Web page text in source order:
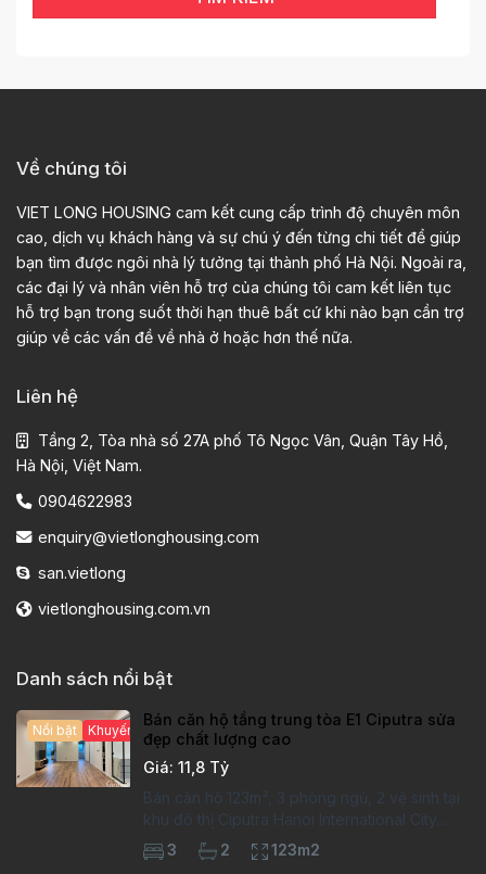
Về chúng tôi
VIET LONG HOUSING cam kết cung cấp trình độ chuyên môn
cao, dịch vụ khách hàng và sự chú ý đến từng chi tiết để giúp
bạn tìm được ngôi nhà lý tưởng tại thành phố Hà Nội. Ngoài ra,
các đại lý và nhân viên hỗ trợ của chúng tôi cam kết liên tục
hỗ trợ bạn trong suốt thời hạn thuê bất cứ khi nào bạn cần trợ
giúp về các vấn đề về nhà ở hoặc hơn thế nữa.
Liên hệ
Tầng 2, Tòa nhà số 27A phố Tô Ngọc Vân, Quận Tây Hồ,
Hà Nội, Việt Nam.
0904622983
enquiry@vietlonghousing.com
san.vietlong
vietlonghousing.com.vn
Danh sách nổi bật
Nổi bật Khuyến mại hấp dẫn
Bán căn hộ tầng trung tòa E1 Ciputra sửa
đẹp chất lượng cao
Giá: 11,8 Tỷ
Bán căn hộ 123m², 3 phòng ngủ, 2 vệ sinh tại
khu đô thị Ciputra Hanoi International City.
Căn hộ đã sửa mới kỹ, chất lượng cao, sàn
gỗ, bếp hiện đại, không gian thoáng sáng.
3 2 123m2